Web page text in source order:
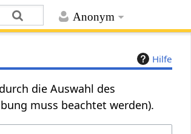
Anonym
Hilfe
die Auswahl des
muss beachtet werden).